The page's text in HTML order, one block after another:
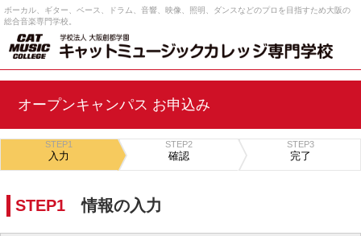
ボーカル、ギター、ベース、ドラム、音響、映像、照明、ダンスなどのプロを目指すため大阪の
総合音楽専門学校。
オープンキャンパス お申込み
STEP1
入力
STEP2
確認
STEP3
完了
STEP1 情報の入力